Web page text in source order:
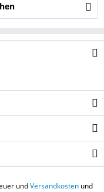
undVersandkostenund